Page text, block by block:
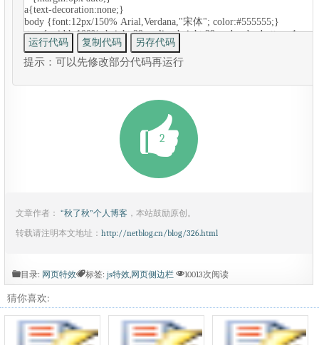
提示：可以先修改部分代码再运行
2
文章作者： “秋了秋”个人博客 ，本站鼓励原创。
转载请注明本文地址： http://netblog.cn/blog/326.html
目录: 网页特效 标签: js特效 网页侧边栏 10013次阅读
猜你喜欢: